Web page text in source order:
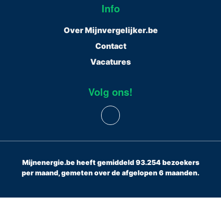
Info
Over Mijnvergelijker.be
Contact
Vacatures
Volg ons!
Mijnenergie.be heeft gemiddeld 93.254 bezoekers
per maand, gemeten over de afgelopen 6 maanden.